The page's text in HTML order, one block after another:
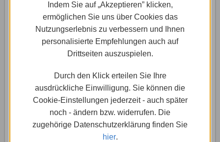
Indem Sie auf „Akzeptieren” klicken,
ermöglichen Sie uns über Cookies das
Nutzungserlebnis zu verbessern und Ihnen
personalisierte Empfehlungen auch auf
Drittseiten auszuspielen.
Durch den Klick erteilen Sie Ihre
ausdrückliche Einwilligung. Sie können die
Cookie-Einstellungen jederzeit - auch später
noch - ändern bzw. widerrufen. Die
zugehörige Datenschutzerklärung finden Sie
hier.
Besuchern Deiner Website, mit Dir oder Deinen
Kollegen in Kontakt zu treten …
Weiterlesen »
Wix.com: Anleitungen & Tricks
Webmaster Tools / Search
Console verwenden